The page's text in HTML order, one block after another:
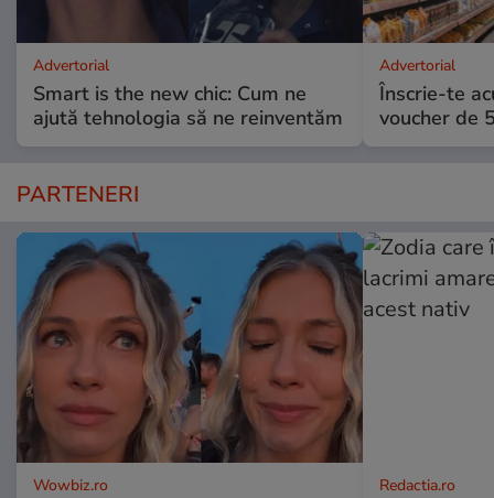
Advertorial
Smart is the new chic: Cum ne
ajută tehnologia să ne reinventăm
Advertorial
Înscrie-te
voucher de
PARTENERI
Wowbiz.ro Redactia.ro